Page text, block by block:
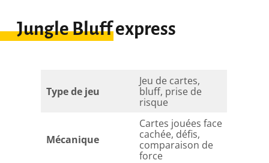
Jungle Bluff express
Type de jeu
Jeu de cartes,
bluff, prise de
risque
Mécanique
Cartes jouées face
cachée, défis,
comparaison de
force